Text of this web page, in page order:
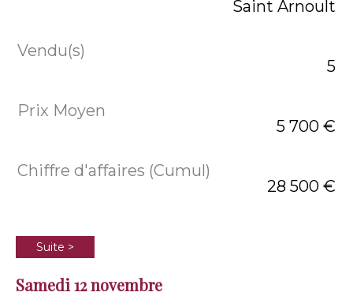
Saint Arnoult
5
5 700 €
28 500 €
Suite >
Samedi 12 novembre